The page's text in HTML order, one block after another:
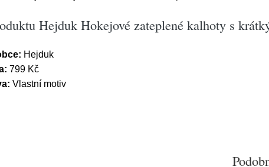
Hejduk Hokejové zateplené kalhoty s
Hejduk
799 Kč
Vlastní motiv